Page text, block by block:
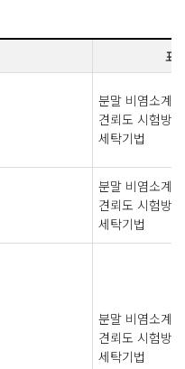
표
분말 비염소계
견뢰도 시험방
세탁기법
분말 비염소계
견뢰도 시험방
세탁기법
분말 비염소계
견뢰도 시험방
세탁기법